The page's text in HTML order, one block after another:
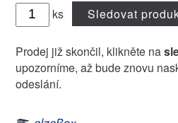
ks Sledovat
Prodej již skončil, klikněte na
upozorníme, až bude znovu
odeslání.